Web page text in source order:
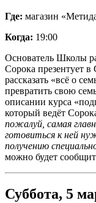
Где: магазин
Когда: 19:00
Основатель Школы
Сорока презентует
рассказать «всё о
превратить свою
описании курса
который ведёт
пожалуй, самая
готовиться к ней
получению
можно будет
Суббота, 5